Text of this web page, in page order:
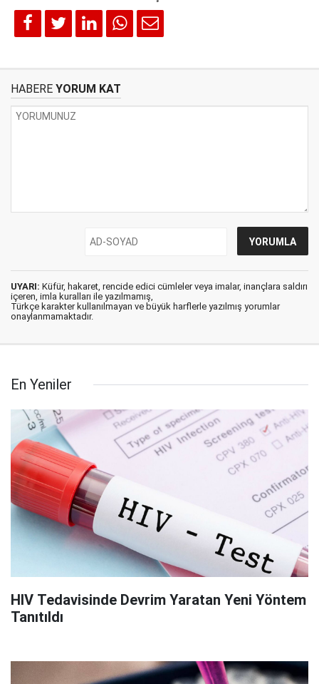
HABERE YORUM KAT
UYARI: Küfür, hakaret, rencide edici cümleler veya imalar, inançlara saldırı
içeren, imla kuralları ile yazılmamış,
Türkçe karakter kullanılmayan ve büyük harflerle yazılmış yorumlar
onaylanmamaktadır.
En Yeniler
HIV Tedavisinde Devrim Yaratan Yeni Yöntem
Tanıtıldı